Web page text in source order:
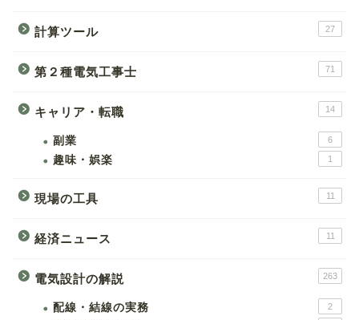
計算ツール 27
第２種電気工事士 71
キャリア・転職 14
副業 6
趣味・娯楽 1
現場の工具 11
経済ニュース 11
電気設計の解説 263
配線・結線の実務 2